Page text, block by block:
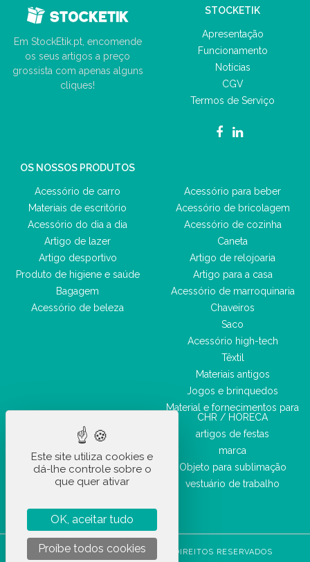
Em StockEtik.pt, encomende
os seus artigos a preço
grossista com apenas alguns
cliques!
STOCKETIK
Apresentação
Funcionamento
Notícias
CGV
Termos de Serviço
OS NOSSOS PRODUTOS
Acessório de carro
Materiais de escritório
Acessório do dia a dia
Artigo de lazer
Artigo desportivo
Produto de higiene e saúde
Bagagem
Acessório de beleza
Acessório para beber
Acessório de bricolagem
Acessório de cozinha
Caneta
Artigo de relojoaria
Artigo para a casa
Acessório de marroquinaria
Chaveiros
Saco
Acessório high-tech
Têxtil
Materiais antigos
Jogos e brinquedos
Material e fornecimentos para
CHR / HORECA
artigos de festas
marca
Objeto para sublimação
vestuário de trabalho
STOCKETIK © 2023 - TODOS OS DIREITOS RESERVADOS
Este site utiliza cookies e
dá-lhe controle sobre o
que quer ativar
OK, aceitar tudo
Proíbe todos cookies